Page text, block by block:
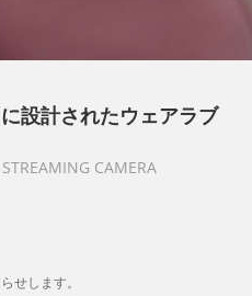
設計されたウェアラブ
CAMERA
せします。